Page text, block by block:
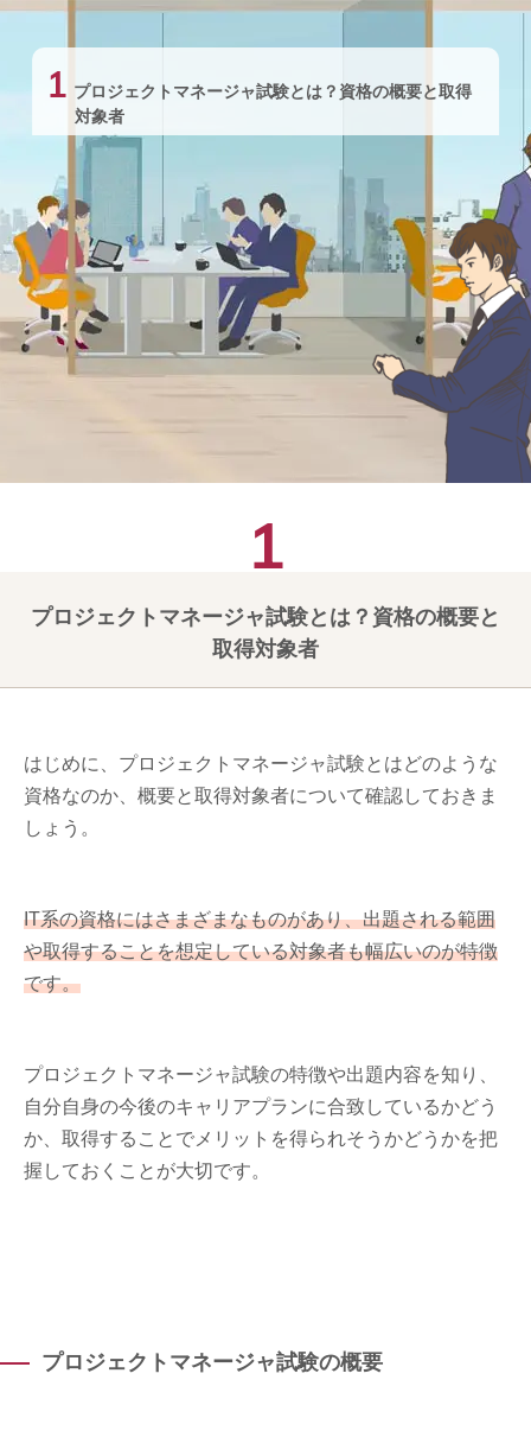
1 プロジェクトマネージャ試験とは？資格の概要と取得
対象者
プロジェクトマネージャ試験の出題内容と難易度
3 プロジェクトマネージャを取得するメリッ
ト
4
まとめ
プロジェクトマネージャ試験とは？資格の概要と
取得対象者
はじめに、プロジェクトマネージャ試験とはどのような
資格なのか、概要と取得対象者について確認しておきま
しょう。
IT系の資格にはさまざまなものがあり、出題される範囲
や取得することを想定している対象者も幅広いのが特徴
です。
プロジェクトマネージャ試験の特徴や出題内容を知り、
自分自身の今後のキャリアプランに合致しているかどう
か、取得することでメリットを得られそうかどうかを把
握しておくことが大切です。
プロジェクトマネージャ試験の概要